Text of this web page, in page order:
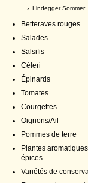
› Lindegger Sommer
Betteraves rouges
Salades
Salsifis
Céleri
Épinards
Tomates
Courgettes
Oignons/Ail
Pommes de terre
Plantes
épices
Variétés de